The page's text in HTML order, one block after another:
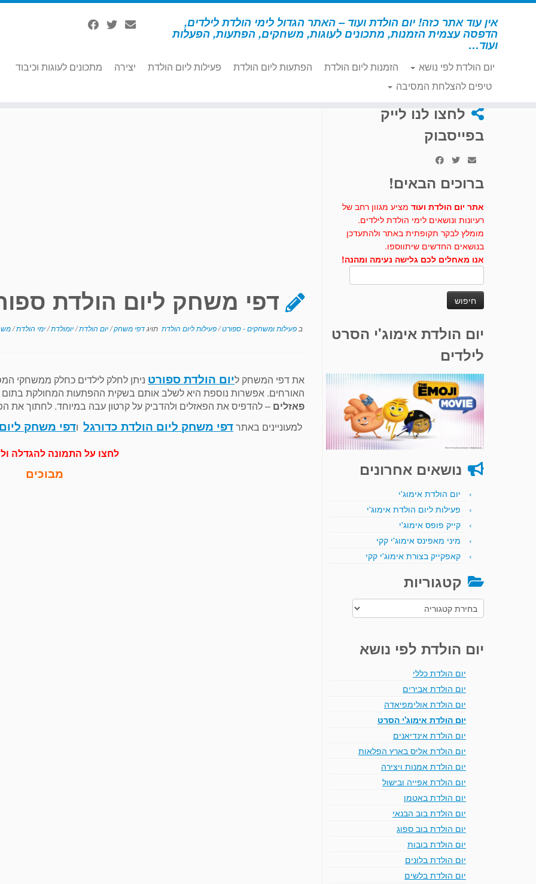
דלג
אין עוד אתר כזה! יום הולדת ועוד – האתר הגדול לימי הולדת לילדים,
הדפסה עצמית הזמנות, מתכונים לעוגות, משחקים, הפתעות, הפעלות
ועוד…
יום הולדת לפי נושא הזמנות ליום הולדת הפתעות ליום הולדת פעילות ליום הולדת יצירה
מתכונים לעוגות וכיבוד
טיפים להצלחת המסיבה
דף הבית » ספורט » פעילות ומשחקים - ספורט
לחצו לנו לייק
בפייסבוק
ברוכים הבאים!
אתר יום הולדת ועוד מציע מגוון רחב של
רעיונות ונושאים לימי הולדת לילדים.
מומלץ לבקר תקופתית באתר ולהתעדכן
בנושאים החדשים שיתווספו.
אנו מאחלים לכם גלישה נעימה ומהנה!
יום הולדת אימוג'י הסרט
לילדים
נושאים אחרונים
יום הולדת אימוג'י
פעילות ליום הולדת אימוג'י
קייק פופס אימוג'י
מיני מאפינס אימוג'י קקי
קאפקייק בצורת אימוג'י קקי
קטגוריות
קטגוריות
יום הולדת לפי נושא
יום הולדת כללי
יום הולדת אבירים
יום הולדת אולימפיאדה
יום הולדת אימוג'י הסרט
יום הולדת אינדיאנים
יום הולדת אליס בארץ הפלאות
יום הולדת אמנות ויצירה
יום הולדת אפייה ובישול
יום הולדת באטמן
יום הולדת בוב הבנאי
יום הולדת בוב ספוג
יום הולדת בובות
יום הולדת בלונים
יום הולדת בלשים
דפי משחק ליום הולדת
ב פעילות ומשחקים - ספורט/פעילות ליום הולדת תויגדפי משחק/יום הולדת/יומולדת/ימי הולדת/
את דפי המשחק ליום הולדת ספורט ניתן לחלק לילדים כחלק ממשחקי
האורחים. אפשרות נוספת היא לשלב אותם בשקית ההפתעות המחולקת
פאזלים – להדפיס את הפאזלים ולהדביק על קרטון עבה במיוחד. לחתוך את
למעוניינים באתרדפי משחק ליום הולדת כדורגל ודפי משחק
לחצו על התמונה להגדלה
מבוכים